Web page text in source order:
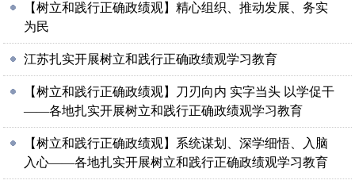
【树立和践行正确政绩观】精心组织、推动发展、务实
为民
江苏扎实开展树立和践行正确政绩观学习教育
【树立和践行正确政绩观】刀刃向内 实字当头 以学促干
——各地扎实开展树立和践行正确政绩观学习教育
【树立和践行正确政绩观】系统谋划、深学细悟、入脑
入心——各地扎实开展树立和践行正确政绩观学习教育